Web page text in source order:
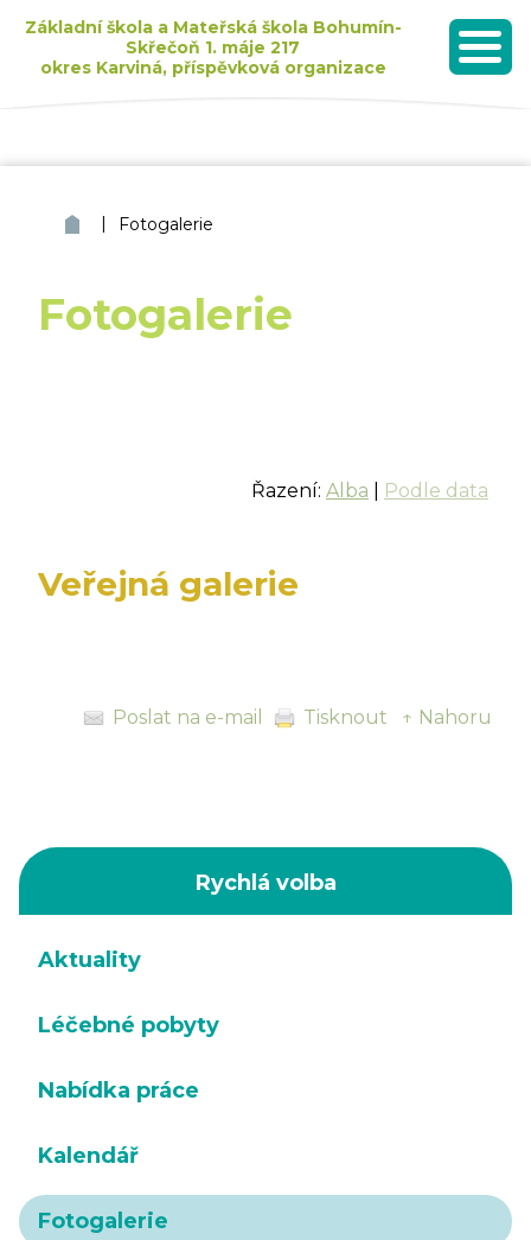
Základní škola a Mateřská škola Bohumín-
Skřečoň 1. máje 217
okres Karviná, příspěvková organizace
MENU
ZŠ a MŠ Bohumín Skřečoň
| Fotogalerie
Fotogalerie
Řazení: Alba Podle data
Veřejná galerie
Poslat na e-mail Tisknout ↑ Nahoru
Rychlá volba
Aktuality
Léčebné pobyty
Nabídka práce
Kalendář
Fotogalerie